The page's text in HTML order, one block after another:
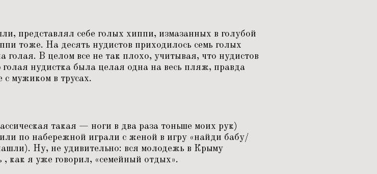
представлял себе голых хиппи, измазанных в голубой
тоже. На десять нудистов приходилось семь голых
В целом все не так плохо, учитывая, что нудистов
нудистка была целая одна на весь пляж, правда
с мужиком в трусах.
такая — ноги в два раза тоньше моих рук)
по набережной играли с женой в игру «найди бабу/
Ну, не удивительно: вся молодежь в Крыму
, как я уже говорил, «семейный отдых».